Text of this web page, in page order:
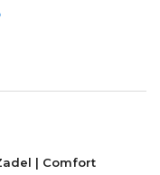
| Comfort